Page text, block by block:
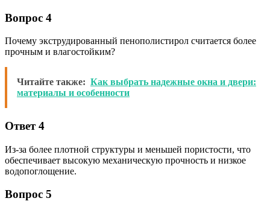
Вопрос 4
Почему экструдированный пенополистирол считается более
прочным и влагостойким?
Читайте также: Как выбрать надежные окна и двери:
материалы и особенности
Ответ 4
Из-за более плотной структуры и меньшей пористости, что
обеспечивает высокую механическую прочность и низкое
водопоглощение.
Вопрос 5